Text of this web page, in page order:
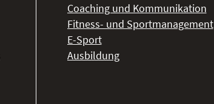
Coaching und Kommunikation
Fitness- und Sportmanagement
E-Sport
Ausbildung